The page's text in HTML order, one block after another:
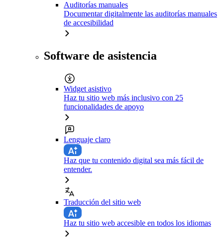
Auditorías manuales
Documentar digitalmente las auditorías manuales
de accesibilidad
Software de asistencia
Widget asistivo
Haz tu sitio web más inclusivo con 25
funcionalidades de apoyo
Lenguaje claro
Haz que tu contenido digital sea más fácil de
entender.
Traducción del sitio web
Haz tu sitio web accesible en todos los idiomas